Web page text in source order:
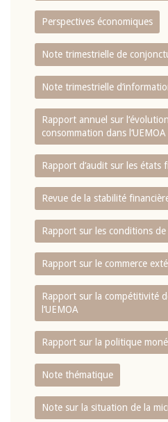
Perspectives économiques
Note trimestrielle de
Note trimestrielle
Rapport annuel sur
consommation dans
Rapport d‘audit sur les états
Revue de la stabilité
Rapport sur les conditions de
Rapport sur le commerce
Rapport sur la compétitivité
l‘UEMOA
Rapport sur la politique
Note thématique
Note sur la situation de la